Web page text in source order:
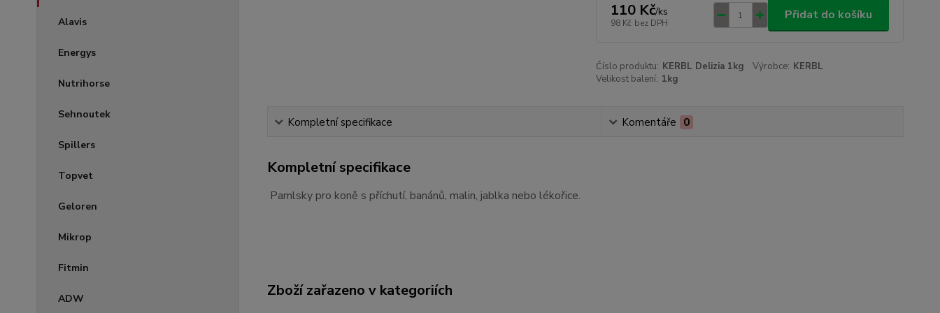
Alavis
Energys
Nutrihorse
Sehnoutek
Spillers
Topvet
Geloren
Mikrop
Fitmin
ADW
110 Kč/ks
98 Kč bez DPH
Přidat do košíku
Číslo produktu: KERBL Delizia 1kg Výrobce: KERBL
Velikost balení: 1kg
Kompletní specifikace Komentáře 0
Kompletní specifikace
Pamlsky pro koně s příchutí, banánů, malin, jablka nebo lékořice.
Zboží zařazeno v kategoriích